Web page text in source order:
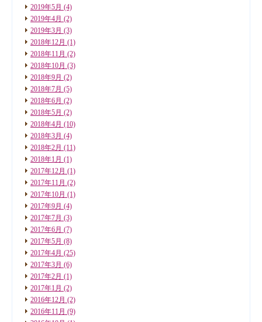
2019年5月 (4)
2019年4月 (2)
2019年3月 (3)
2018年12月 (1)
2018年11月 (2)
2018年10月 (3)
2018年9月 (2)
2018年7月 (5)
2018年6月 (2)
2018年5月 (2)
2018年4月 (10)
2018年3月 (4)
2018年2月 (11)
2018年1月 (1)
2017年12月 (1)
2017年11月 (2)
2017年10月 (1)
2017年9月 (4)
2017年7月 (3)
2017年6月 (7)
2017年5月 (8)
2017年4月 (25)
2017年3月 (6)
2017年2月 (1)
2017年1月 (2)
2016年12月 (2)
2016年11月 (9)